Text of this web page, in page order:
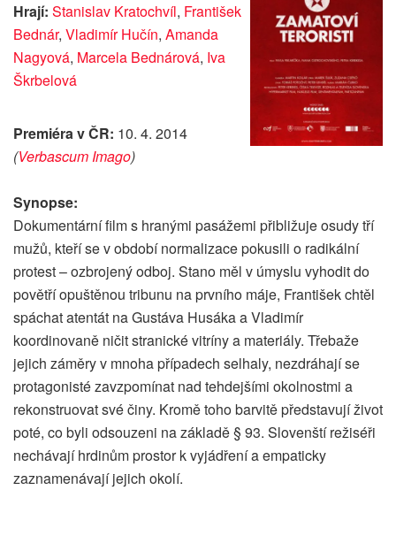
Hrají: Stanislav Kratochvíl, František
Bednár, Vladimír Hučín, Amanda
Nagyová, Marcela Bednárová, Iva
Škrbelová
Premiéra v ČR: 10. 4. 2014
(Verbascum Imago)
Synopse:
Dokumentární film s hranými pasážemi přibližuje osudy tří
mužů, kteří se v období normalizace pokusili o radikální
protest – ozbrojený odboj. Stano měl v úmyslu vyhodit do
povětří opuštěnou tribunu na prvního máje, František chtěl
spáchat atentát na Gustáva Husáka a Vladimír
koordinovaně ničit stranické vitríny a materiály. Třebaže
jejich záměry v mnoha případech selhaly, nezdráhají se
protagonisté zavzpomínat nad tehdejšími okolnostmi a
rekonstruovat své činy. Kromě toho barvitě představují život
poté, co byli odsouzeni na základě § 93. Slovenští režiséři
nechávají hrdinům prostor k vyjádření a empaticky
zaznamenávají jejich okolí.